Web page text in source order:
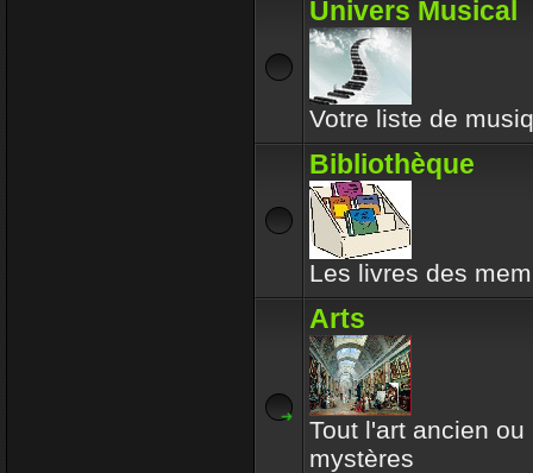
Univers Musical
Votre liste de
Bibliothèque
Les livres des
Arts
Tout l'art ancien
mystères